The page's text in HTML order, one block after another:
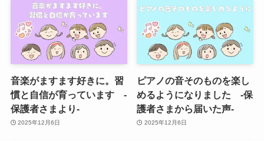
音楽がますます好きに。習
慣と自信が育っています -
保護者さまより-
2025年12月6日
ピアノの音そのものを楽し
めるようになりました -保
護者さまから届いた声-
2025年12月6日